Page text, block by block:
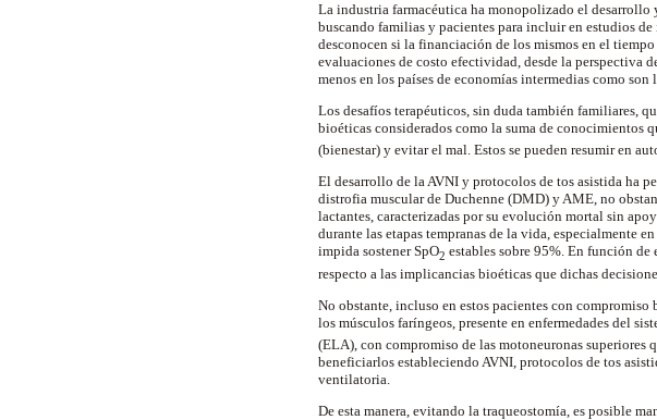
La industria farmacéutica ha monopolizado el desarrollo
buscando familias y pacientes para incluir en estudios
desconocen si la financiación de los mismos en el
evaluaciones de costo efectividad, desde la perspectiva
menos en los países de economías intermedias como
Los desafíos terapéuticos, sin duda también familiares,
bioéticas considerados como la suma de conocimientos
(bienestar) y evitar el mal. Estos se pueden resumir en
El desarrollo de la AVNI y protocolos de tos asistida ha
distrofia muscular de Duchenne (DMD) y AME, no
lactantes, caracterizadas por su evolución mortal sin
durante las etapas tempranas de la vida, especialmente
impida sostener SpO2 estables sobre 95%. En función de
respecto a las implicancias bioéticas que dichas
No obstante, incluso en estos pacientes con
los músculos faríngeos, presente en enfermedades del
(ELA), con compromiso de las motoneuronas superiores
beneficiarlos estableciendo AVNI, protocolos de tos
ventilatoria
De esta manera, evitando la traqueostomía , es posible